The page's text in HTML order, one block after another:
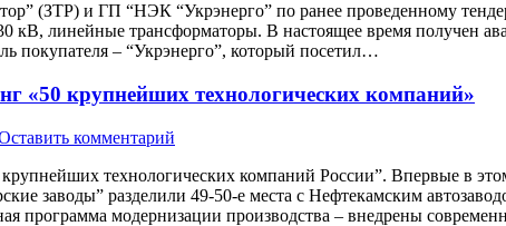
(ЗТР) и ГП “НЭК “Укрэнерго” по ранее проведенному
линейные трансформаторы. В настоящее время получен
покупателя – “Укрэнерго”, который посетил…
«50 крупнейших технологических компаний»
комментарий
технологических компаний России”. Впервые в
заводы” разделили 49-50-е места с Нефтекамским
программа модернизации производства – внедрены